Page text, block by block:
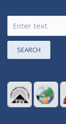
SEARCH